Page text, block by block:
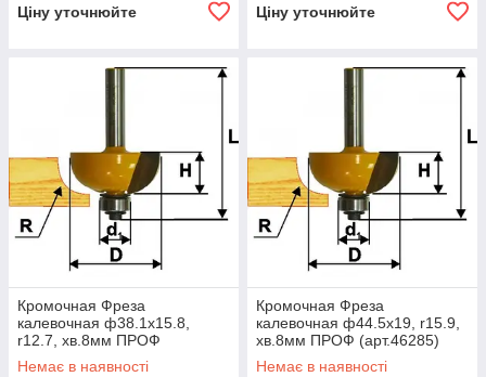
Ціну уточнюйте Ціну уточнюйте
Кромочная Фреза
калевочная ф38.1х15.8,
r12.7, хв.8мм ПРОФ
(арт.46284)
Немає в наявності
Кромочная Фреза
калевочная ф44.5х19, r15.9,
хв.8мм ПРОФ (арт.46285)
Немає в наявності